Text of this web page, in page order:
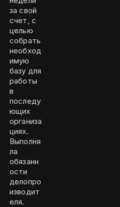
за свой
счет, с
целью
собрать
необход
имую
базу для
работы
в
последу
ющих
организа
циях.
Выполня
ла
обязанн
ости
делопро
изводит
еля.